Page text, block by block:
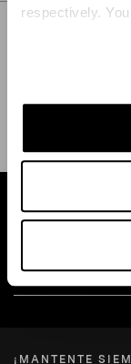
respectively.
Busca una
¡MANTENTE